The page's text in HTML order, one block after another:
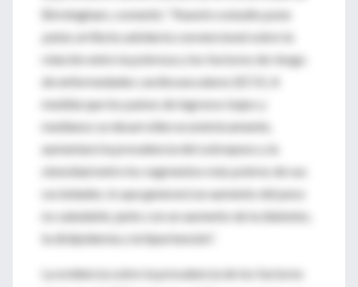
Birmingham, comentó: “Nuestro estudio pone
patas arribala sabiduría convencional sobre la
relación entre la pobreza y los factores de riesgo
de enfermedades cardiovasculares (ECV). A
medida que los países de ingresos bajos y
medianos se desarrollen económicamente,
aumentará la prevalencia del sobrepeso y la
obesidad entre los segmentos más pobres de sus
sociedades, lo que generará un aumento del peso
no saludable, junto con un aumento de la diabetes,
la dislipidemia y la hipertensión”.
La evidencia sobre la prevalencia de los factores